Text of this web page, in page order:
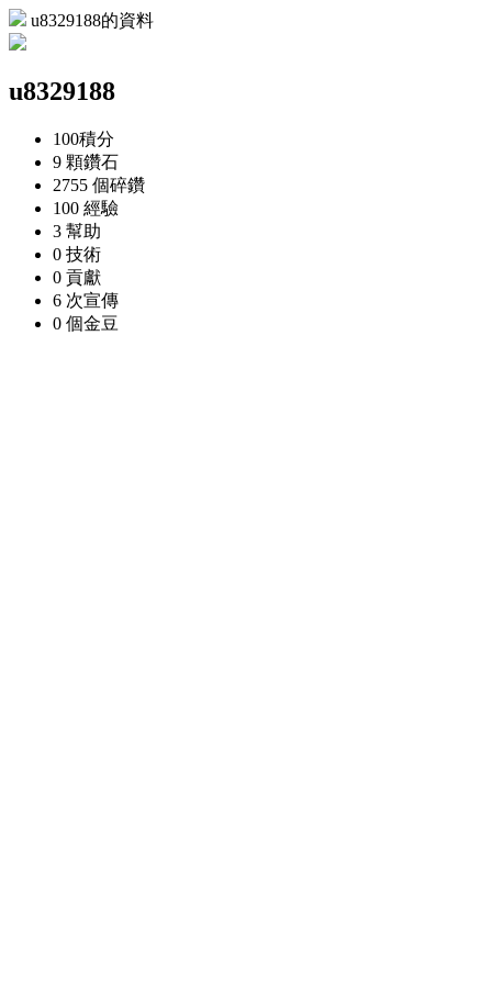
u8329188的資料
u8329188
100積分
9 顆鑽石
2755 個碎鑽
100 經驗
3 幫助
0 技術
0 貢獻
6 次宣傳
0 個金豆